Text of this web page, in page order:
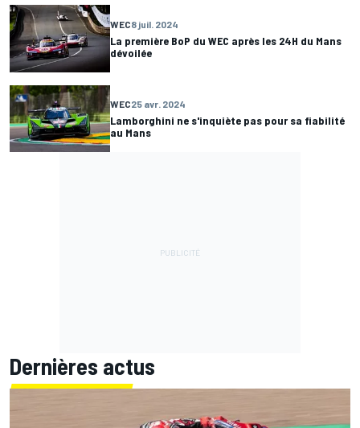
WEC8 juil. 2024
La première BoP du WEC après les 24H du Mans
dévoilée
WEC25 avr. 2024
Lamborghini ne s'inquiète pas pour sa fiabilité
au Mans
Dernières actus